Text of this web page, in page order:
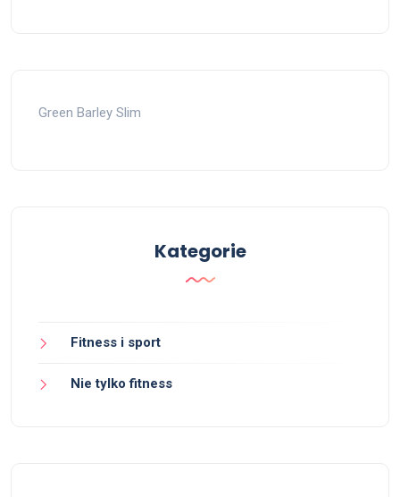
Green Barley Slim
Kategorie
Fitness i sport
Nie tylko fitness